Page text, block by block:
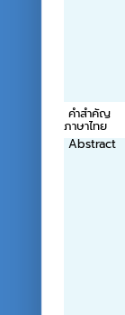
คำสำคัญ
ภาษาไทย
Abstract